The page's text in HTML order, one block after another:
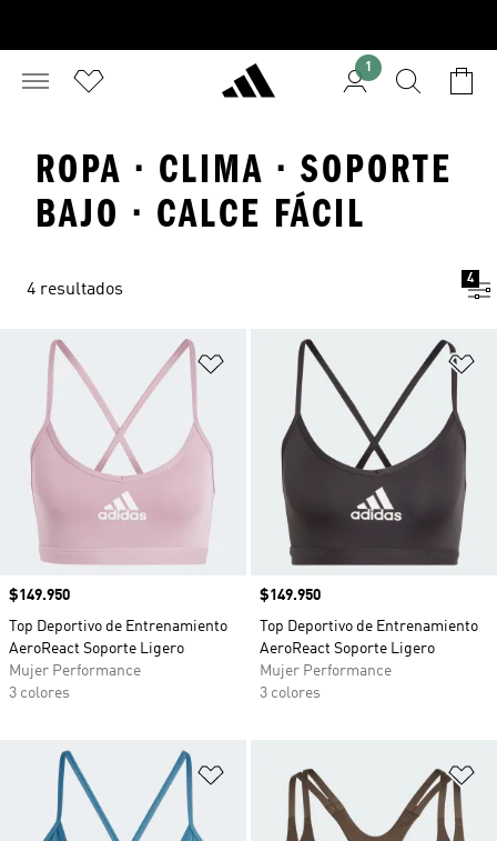
1
ROPA · CLIMA · SOPORTE
BAJO · CALCE FÁCIL
4 resultados
4
Añadir a la lista de deseos
Precio
$149.950
Top Deportivo de Entrenamiento
AeroReact Soporte Ligero
Mujer Performance
3 colores
Precio
$149.950
Top Deportivo de Entrenamiento
AeroReact Soporte Ligero
Mujer Performance
3 colores
Añadir a la lista de deseos